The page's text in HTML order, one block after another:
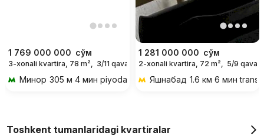
1 769 000 000 сўм
3-xonali kvartira, 78 m², 3/11 qavat
Минор 305 м 4 мин piyoda
1 281 000 000 сўм
2-xonali kvartira, 72 m², 5/9 qavat
Яшнабад 1.6 км 6 мин
Toshkent tumanlaridagi kvartiralar